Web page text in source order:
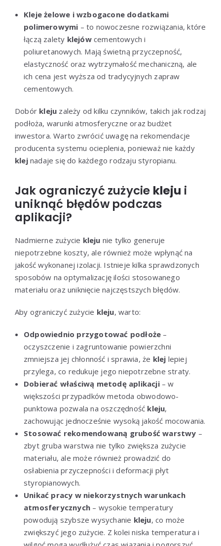
Kleje żelowe i wzbogacone dodatkami
polimerowymi – to nowoczesne rozwiązania, które
łączą zalety klejówcementowych i
poliuretanowych. Mają świetną przyczepność,
elastyczność oraz wytrzymałość mechaniczną, ale
ich cena jest wyższa od tradycyjnych zapraw
cementowych.
Dobór kleju zależy od kilku czynników, takich jak rodzaj
podłoża, warunki atmosferyczne oraz budżet
inwestora. Warto zwrócić uwagę na rekomendacje
producenta systemu ocieplenia, ponieważ nie każdy
klejnadaje się do każdego rodzaju styropianu.
Jak ograniczyć zużycie kleju i
uniknąć błędów podczas
aplikacji?
Nadmierne zużycie kleju nie tylko generuje
niepotrzebne koszty, ale również może wpłynąć na
jakość wykonanej izolacji. Istnieje kilka sprawdzonych
sposobów na optymalizację ilości stosowanego
materiału oraz uniknięcie najczęstszych błędów.
Aby ograniczyć zużycie kleju, warto:
Odpowiednio przygotować podłoże –
oczyszczenie i zagruntowanie powierzchni
zmniejsza jej chłonność i sprawia, że klej lepiej
przylega, co redukuje jego niepotrzebne straty.
Dobierać właściwą metodę aplikacji– w
większości przypadków metoda obwodowo-
punktowa pozwala na oszczędność kleju,
zachowując jednocześnie wysoką jakość mocowania.
Stosować rekomendowaną grubość warstwy –
zbyt gruba warstwa nie tylko zwiększa zużycie
materiału, ale może również prowadzić do
osłabienia przyczepności i deformacji płyt
styropianowych.
Unikać pracy w niekorzystnych warunkach
atmosferycznych – wysokie temperatury
powodują szybsze wysychanie kleju, co może
zwiększyć jego zużycie. Z kolei niska temperatura i